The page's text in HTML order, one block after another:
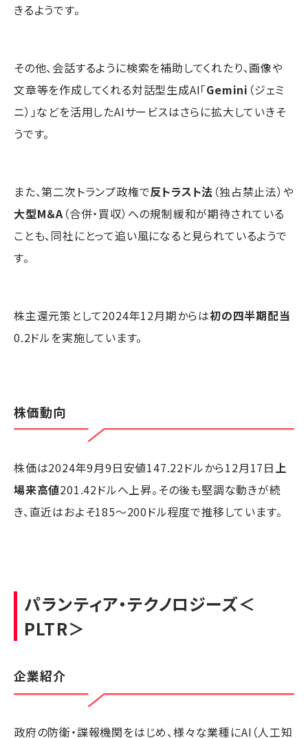
きるようです。
その他、会話するように検索を補助してくれたり、画像や
文章等を作成してくれる対話型生成AI「Gemini （ジェミ
ニ）」などを活用したAIサービスはさらに拡大していきそ
うです。
また、第二次トランプ政権で反トラスト法 （独占禁止法）や
大型M＆A （合併・買収）への規制緩和が期待されている
ことも、同社にとって追い風になると見られているようで
す。
株主還元策として2024年12月期からは初の四半期配当
0.2ドルを実施しています。
株価動向
株価は2024年9月9日安値147.22ドルから12月17日上
場来高値201.42ドルへ上昇。その後も堅調な動きが続
き、直近はおよそ185～200ドル程度で推移しています。
パランティア・テクノロジーズ＜
PLTR＞
企業紹介
政府の防衛・諜報機関をはじめ、様々な業種にAI（人工知